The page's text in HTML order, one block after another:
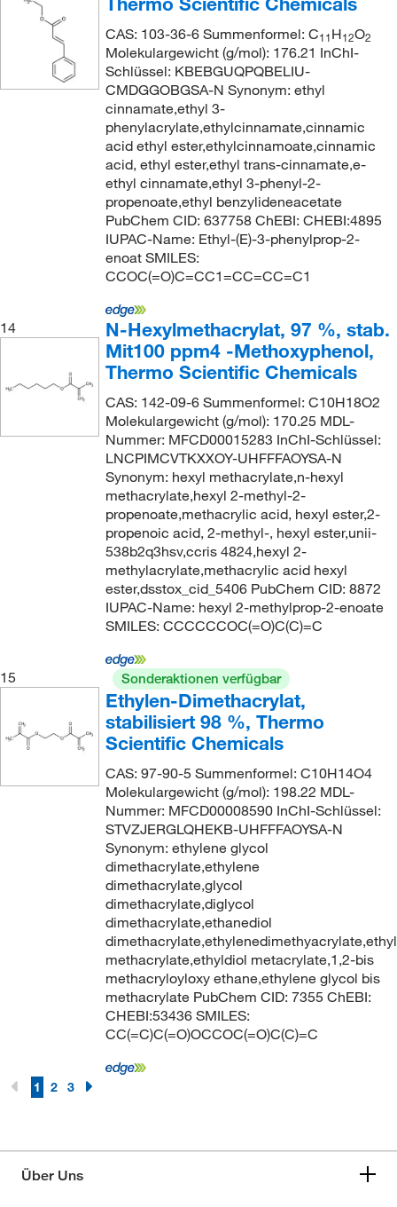
CAS: 103-36-6 Summenformel: C11H12O2
Molekulargewicht (g/mol): 176.21 InChI-
Schlüssel: KBEBGUQPQBELIU-
CMDGGOBGSA-N Synonym: ethyl
cinnamate,ethyl 3-
phenylacrylate,ethylcinnamate,cinnamic
acid ethyl ester,ethylcinnamoate,cinnamic
acid, ethyl ester,ethyl trans-cinnamate,e-
ethyl cinnamate,ethyl 3-phenyl-2-
propenoate,ethyl benzylideneacetate
PubChem CID: 637758 ChEBI: CHEBI:4895
IUPAC-Name: Ethyl-(E)-3-phenylprop-2-
enoat SMILES:
CCOC(=O)C=CC1=CC=CC=C1
14
N-Hexylmethacrylat, 97 %, stab.
Mit100 ppm4 -Methoxyphenol,
Thermo Scientific Chemicals
CAS: 142-09-6 Summenformel: C10H18O2
Molekulargewicht (g/mol): 170.25 MDL-
Nummer: MFCD00015283 InChI-Schlüssel:
LNCPIMCVTKXXOY-UHFFFAOYSA-N
Synonym: hexyl methacrylate,n-hexyl
methacrylate,hexyl 2-methyl-2-
propenoate,methacrylic acid, hexyl ester,2-
propenoic acid, 2-methyl-, hexyl ester,unii-
538b2q3hsv,ccris 4824,hexyl 2-
methylacrylate,methacrylic acid hexyl
ester,dsstox_cid_5406 PubChem CID: 8872
IUPAC-Name: hexyl 2-methylprop-2-enoate
SMILES: CCCCCCOC(=O)C(C)=C
15 Sonderaktionen verfügbar
Ethylen-Dimethacrylat,
stabilisiert 98 %, Thermo
Scientific Chemicals
CAS: 97-90-5 Summenformel: C10H14O4
Molekulargewicht (g/mol): 198.22 MDL-
Nummer: MFCD00008590 InChI-Schlüssel:
STVZJERGLQHEKB-UHFFFAOYSA-N
Synonym: ethylene glycol
dimethacrylate,ethylene
dimethacrylate,glycol
dimethacrylate,diglycol
dimethacrylate,ethanediol
methacrylate,ethyldiol metacrylate,1,2-bis
methacryloyloxy ethane,ethylene glycol bis
methacrylate PubChem CID: 7355 ChEBI:
CHEBI:53436 SMILES:
CC(=C)C(=O)OCCOC(=O)C(C)=C
1 2 3
Über Uns